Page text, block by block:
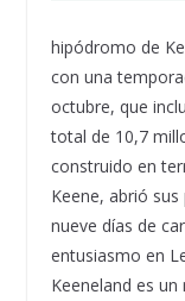
hipódromo de
con una
octubre, que
total de 10,7
construido en
Keene, abrió
nueve días de
entusiasmo en
Keeneland es